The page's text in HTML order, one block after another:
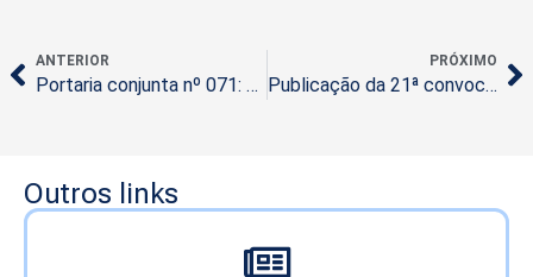
ANTERIOR
Portaria conjunta nº 071: SES-PE publica 12ª convocação
PRÓXIMO
Publicação da 21ª convocação da Seleção Simplificada nº 016/2024
Outros links